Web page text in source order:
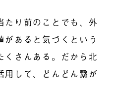
たり前のことでも、外
あると気づくという
くさんある。だから北
用して、どんどん繋が